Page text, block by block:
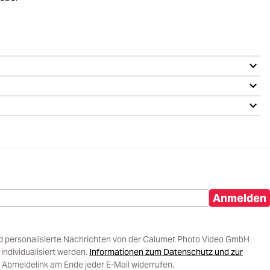
Anmelden
Nachrichten von der Calumet Photo Video GmbH
werden. Informationen zum Datenschutz und zur
am Ende jeder E-Mail widerrufen.